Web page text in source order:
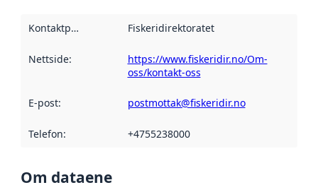
Kontaktpunkt Fiskeridirektoratet
Nettside:
https://www.fiskeridir.no/Om-
oss/kontakt-oss
E-post: postmottak@fiskeridir.no
Telefon: +4755238000
Om dataene